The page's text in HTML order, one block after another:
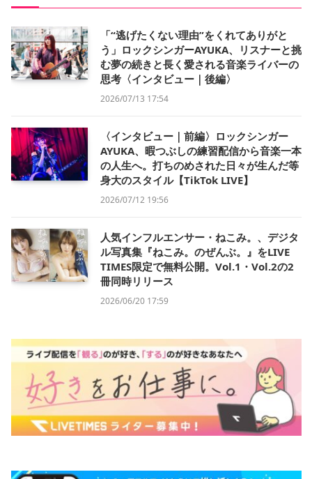
「“逃げたくない理由”をくれてありがと
う」ロックシンガーAYUKA、リスナーと挑
む夢の続きと長く愛される音楽ライバーの
思考〈インタビュー｜後編〉
2026/07/13 17:54
〈インタビュー｜前編〉ロックシンガー
AYUKA、暇つぶしの練習配信から音楽一本
の人生へ。打ちのめされた日々が生んだ等
身大のスタイル【TikTok LIVE】
2026/07/12 19:56
人気インフルエンサー・ねこみ。、デジタ
ル写真集『ねこみ。のぜんぶ。』をLIVE
TIMES限定で無料公開。Vol.1・Vol.2の2
冊同時リリース
2026/06/20 17:59